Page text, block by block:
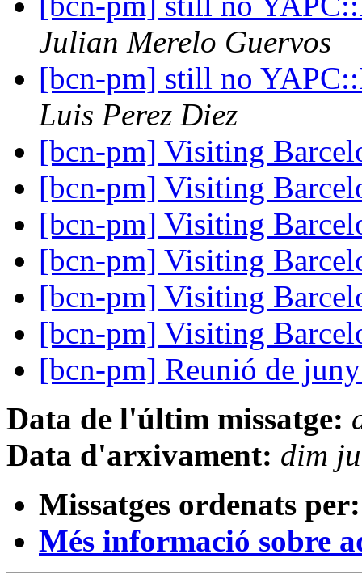
Julian Merelo Guervos
[bcn-pm] still no
Luis Perez Diez
[bcn-pm] Visiting
[bcn-pm] Visiting
[bcn-pm] Visiting
[bcn-pm] Visiting
[bcn-pm] Visiting
[bcn-pm] Visiting
[bcn-pm] Reunió de
Data de l'últim missatge:
Data d'arxivament: dim
Missatges ordenats per:
Més informació sobre